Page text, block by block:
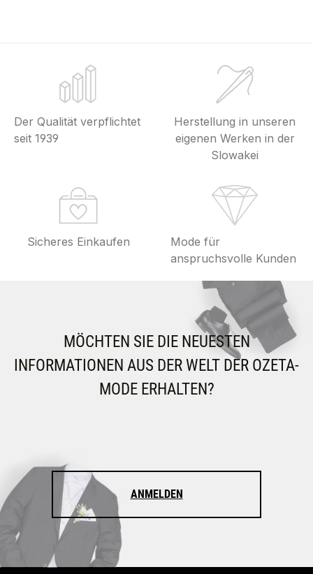
Der Qualität verpflichtet
seit 1939
Herstellung in unseren
eigenen Werken in der
Slowakei
Sicheres Einkaufen
Mode für
anspruchsvolle Kunden
MÖCHTEN SIE DIE NEUESTEN
INFORMATIONEN AUS DER WELT DER OZETA-
MODE ERHALTEN?
ANMELDEN